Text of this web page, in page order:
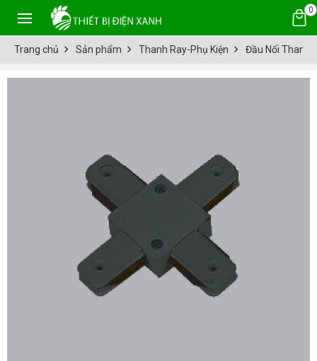
0
Trang chủ Sản phẩm Thanh Ray-Phụ Kiện Đầu Nối Thanh